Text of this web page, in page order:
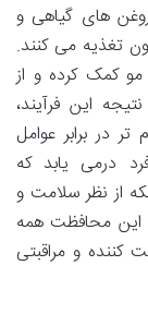
های گیاهی و
تغذیه می کنند.
کمک کرده و از
این فرآیند،
در برابر عوامل
درمی یابد که
از نظر سلامت و
این محافظت همه
کننده و مراقبتی